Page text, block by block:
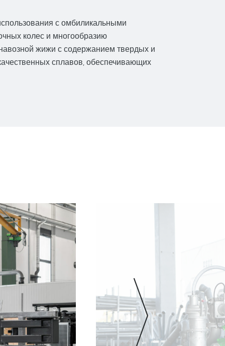
с омбиликальными
колес и многообразию
жижи с содержанием твердых и
сплавов, обеспечивающих